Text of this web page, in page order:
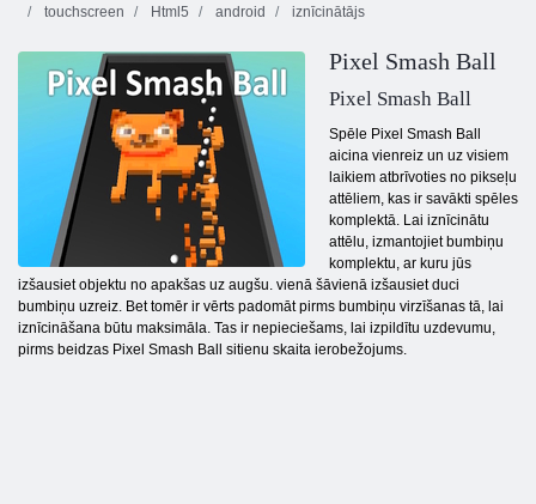
touchscreen
Html5 android iznīcinātājs
Pixel Smash Ball
Pixel Smash Ball
Spēle Pixel Smash Ball
aicina vienreiz un uz visiem
laikiem atbrīvoties no pikseļu
attēliem, kas ir savākti spēles
komplektā. Lai iznīcinātu
attēlu, izmantojiet bumbiņu
komplektu, ar kuru jūs
izšausiet objektu no apakšas uz augšu. vienā šāvienā izšausiet duci
bumbiņu uzreiz. Bet tomēr ir vērts padomāt pirms bumbiņu virzīšanas tā, lai
iznīcināšana būtu maksimāla. Tas ir nepieciešams, lai izpildītu uzdevumu,
pirms beidzas Pixel Smash Ball sitienu skaita ierobežojums.